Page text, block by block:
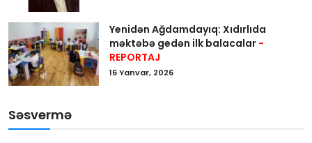
Yenidən Ağdamdayıq: Xıdırlıda
məktəbə gedən ilk balacalar -
REPORTAJ
16 Yanvar, 2026
Səsvermə